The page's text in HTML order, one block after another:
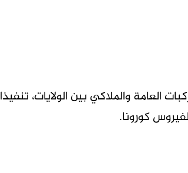
والملاكي بين الولايات، تنفيذا
كورونا.